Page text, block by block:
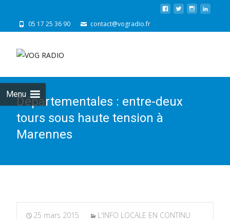
05 17 25 36 90 contact@vogradio.fr
Menu
Départementales : entre-deux
tours sous haute tension à
Marennes
25 mars 2015
L'INFO LOCALE EN CONTINU